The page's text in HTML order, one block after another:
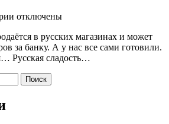
отключены
в русских магазинах и может
за банку. А у нас все сами готовили.
Русская сладость…